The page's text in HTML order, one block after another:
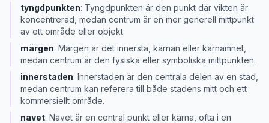
tyngdpunkten: Tyngdpunkten är den punkt där vikten är
koncentrerad, medan centrum är en mer generell mittpunkt
av ett område eller objekt.
märgen: Märgen är det innersta, kärnan eller kärnämnet,
medan centrum är den fysiska eller symboliska mittpunkten.
innerstaden: Innerstaden är den centrala delen av en stad,
medan centrum kan referera till både stadens mitt och ett
kommersiellt område.
navet: Navet är en central punkt eller kärna, ofta i en